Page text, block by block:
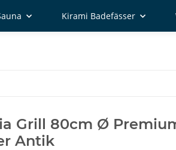
Kirami Badefässer
Grill 80cm Ø
Antik